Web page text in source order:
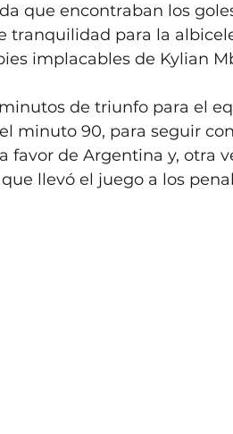
que encontraban los
tranquilidad para la
implacables de Kylian
de triunfo para el
minuto 90, para seguir
favor de Argentina y, otra
llevó el juego a los